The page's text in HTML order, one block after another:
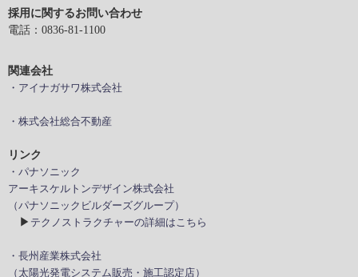
採用に関するお問い合わせ
電話：0836-81-1100
関連会社
・アイナガサワ株式会社
・株式会社総合不動産
リンク
・パナソニック
アーキスケルトンデザイン株式会社
（パナソニックビルダーズグループ）
▶ テクノストラクチャーの詳細はこちら
・長州産業株式会社
（太陽光発電システム販売・施工認定店）